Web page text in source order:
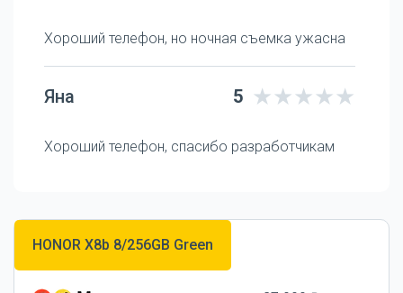
Хороший телефон, но ночная съемка ужасна
Яна 5
Хороший телефон, спасибо разработчикам
HONOR X8b 8/256GB Green